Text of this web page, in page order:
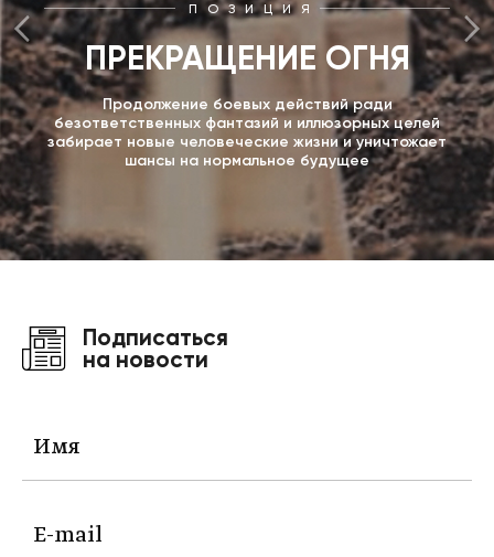
ПОЗИЦИЯ
ПРЕКРАЩЕНИЕ ОГНЯ
Продолжение боевых действий ради
безответственных фантазий и иллюзорных целей
забирает новые человеческие жизни и уничтожает
шансы на нормальное будущее
Подписаться
на новости